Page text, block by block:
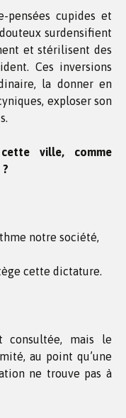
pensées cupides et
surdensifient
et stérilisent des
Ces inversions
la donner en
exploser son
ville, comme
notre société,
cette dictature.
consultée, mais le
au point qu’une
ne trouve pas à